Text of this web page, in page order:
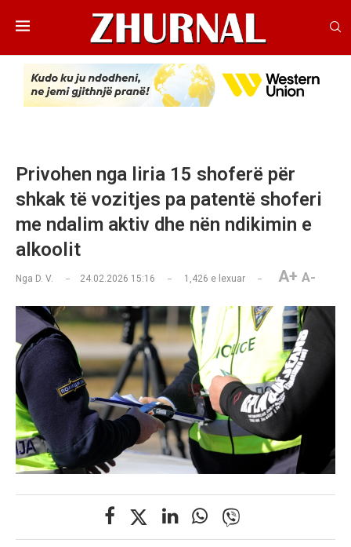
Privohen nga liria 15 shoferë për
shkak të vozitjes pa patentë shoferi
me ndalim aktiv dhe nën ndikimin e
alkoolit
Nga D. V. 24.02.2026 15:16 1,426 e lexuar A+ A-